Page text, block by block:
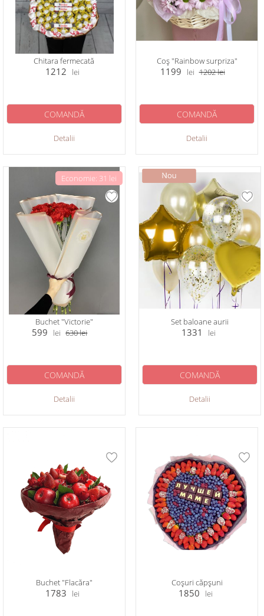
Chitara fermecată
1212 lei
Detalii
COMANDĂ
Coș "Rainbow surpriza"
1199 lei 1202lei
Detalii
COMANDĂ
Economie: 31 lei
Buchet "Victorie"
599 lei 630lei
Detalii
COMANDĂ
Set baloane aurii
1331 lei
Detalii
COMANDĂ
Buchet "Flacăra"
1783 lei
Coșuri сăpșuni
1850 lei